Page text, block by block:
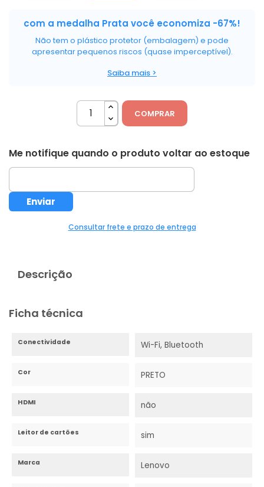
com a medalha Prata você economiza -67%!
Não tem o plástico protetor (embalagem) e pode
apresentar pequenos riscos (quase imperceptível).
Saiba mais >
COMPRAR
Me notifique quando o produto voltar ao estoque
Consultar frete e prazo de entrega
Descrição
Ficha técnica
Conectividade Wi-Fi, Bluetooth
Cor PRETO
HDMI não
Leitor de cartões sim
Marca Lenovo